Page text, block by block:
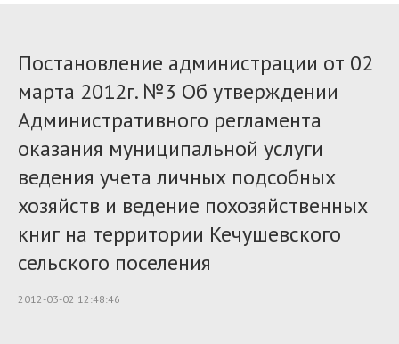
Постановление администрации от 02
марта 2012г. №3 Об утверждении
Административного регламента
оказания муниципальной услуги
ведения учета личных подсобных
хозяйств и ведение похозяйственных
книг на территории Кечушевского
сельского поселения
2012-03-02 12:48:46